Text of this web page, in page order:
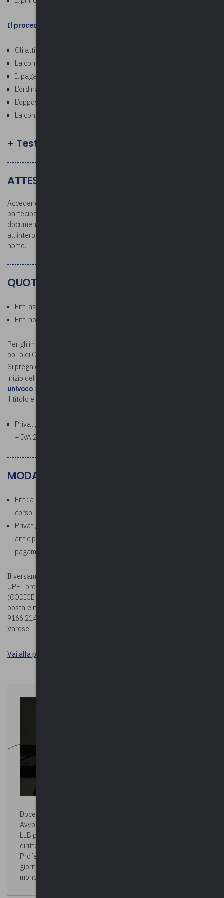
Il procedimento sanzionatorio
Gli atti di accertamento
La contestazione e notificazione
Il pagamento in misura ridotta
L’ordinanza-ingiunzione
L’opposizione all’ordinanza-ingiunzione
La connessione obbiettiva con un reato
+ Test finale facoltativo
ATTESTATO E DOCUMENTAZIONE
Accedendo all’area riservata dopo la conclusione del corso, i
partecipanti potranno scaricare l’attestato di partecipazione e la
documentazione. L’attestato verrà rilasciato per la partecipazione
all’intero corso: si raccomanda la partecipazione con il proprio
nome.
QUOTE
Enti associati: Gratuito
Enti non associati: € 35,00 a persona (esente IVA)
Per gli importi superiori a € 75,00 verrà addebitata la marca da
bollo di € 2,00.
Si prega di
inizio del corso,
univoco per la fatturazione, specificando nell'oggetto della e-mail
il titolo e la data del corso.
Privati, aziende, studi professionali: € 42,70 a persona (€ 35,00
+ IVA 22%)
MODALITÀ DI PAGAMENTO
Enti: a ricezione della fattura che verrà emessa al termine del
corso.
Privati, aziende, studi professionali: richiesto pagamento
anticipato. In fase di iscrizione corso, allegare la ricevuta di
pagamento.
Il versamento della quota potrà essere effettuato sul c/c bancario
UPEL presso BPER BANCA – Via Vittorio Veneto 2 – Varese
(CODICE IBAN: IT78G0538710804000042439240) oppure sul c/c
postale n. 19166214 (CODICE IBAN: IT63 U076 0110 8000 0001
9166 214), entrambi intestati a Upel – Via Como n. 40 – 21100
Varese.
Vai alla pagina Durc e tracciabilità
Docente:
Avvocato del Foro di Firenze, patrocinante in Cassazione;
LLB presso University College of London, è docente di
diritto penale alla Scuola di Specializzazione per le
Professioni Legali della Facoltà di Giurisprudenza,
giornalista pubblicista e autore di pubblicazioni e
monografie in materia di diritto.